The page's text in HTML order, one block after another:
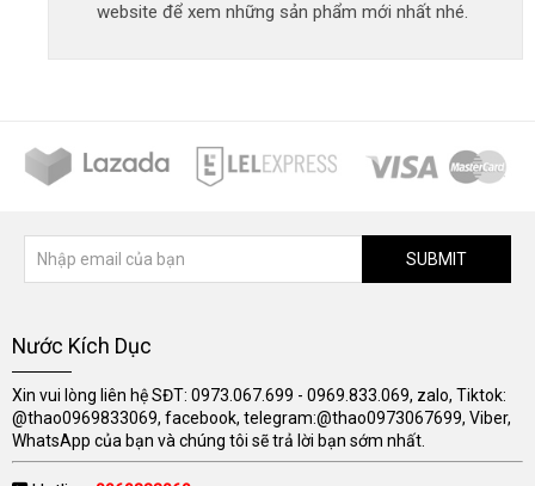
website để xem những sản phẩm mới nhất nhé.
SUBMIT
Nước Kích Dục
Xin vui lòng liên hệ SĐT: 0973.067.699 - 0969.833.069, zalo, Tiktok:
@thao0969833069, facebook, telegram:@thao0973067699, Viber,
WhatsApp của bạn và chúng tôi sẽ trả lời bạn sớm nhất.